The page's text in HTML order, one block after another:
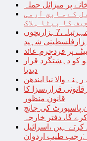
پر میزائل حملہ
کے سابق آرمی
کا بیٹا ہلاک
حماس اسرائیل جنگ،2ماہ مکمل: غزہ شہرتباہ،7ہزاربچوں
پر فردجرم عائد
کو دہشتگرد قرار
دیدیا
والا نیا ایندھن
قرار،سزا کا
قانون منظور
پاسپورٹ کی جانچ
گا، دفتر خارجہ
ہیں ،اسرائیل
:رجب طیب اردوان